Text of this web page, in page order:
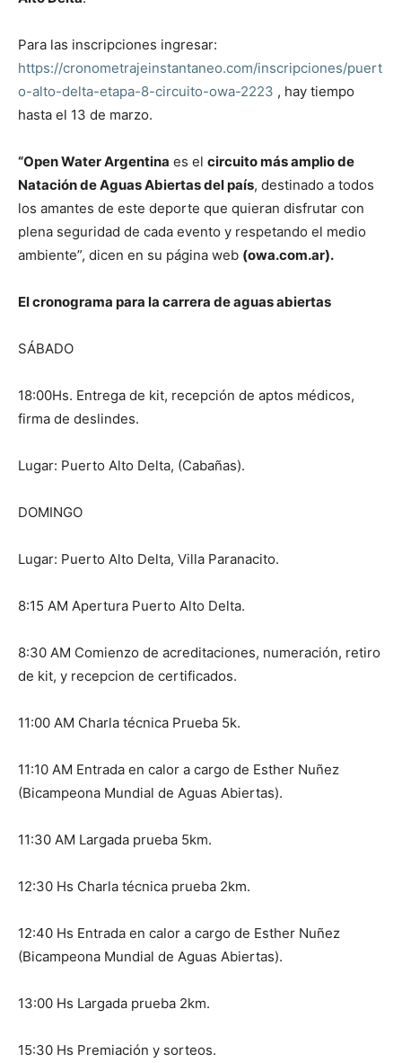
Para las inscripciones ingresar:
https://cronometrajeinstantaneo.com/inscripciones/puert
o-alto-delta-etapa-8-circuito-owa-2223 , hay tiempo
hasta el 13 de marzo.
“Open Water Argentina es el circuito más amplio de
Natación de Aguas Abiertas del país, destinado a todos
los amantes de este deporte que quieran disfrutar con
plena seguridad de cada evento y respetando el medio
ambiente”, dicen en su página web (owa.com.ar).
El cronograma para la carrera de aguas abiertas
SÁBADO
18:00Hs. Entrega de kit, recepción de aptos médicos,
firma de deslindes.
Lugar: Puerto Alto Delta, (Cabañas).
DOMINGO
Lugar: Puerto Alto Delta, Villa Paranacito.
8:15 AM Apertura Puerto Alto Delta.
8:30 AM Comienzo de acreditaciones, numeración, retiro
de kit, y recepcion de certificados.
11:00 AM Charla técnica Prueba 5k.
11:10 AM Entrada en calor a cargo de Esther Nuñez
(Bicampeona Mundial de Aguas Abiertas).
11:30 AM Largada prueba 5km.
12:30 Hs Charla técnica prueba 2km.
12:40 Hs Entrada en calor a cargo de Esther Nuñez
(Bicampeona Mundial de Aguas Abiertas).
13:00 Hs Largada prueba 2km.
15:30 Hs Premiación y sorteos.